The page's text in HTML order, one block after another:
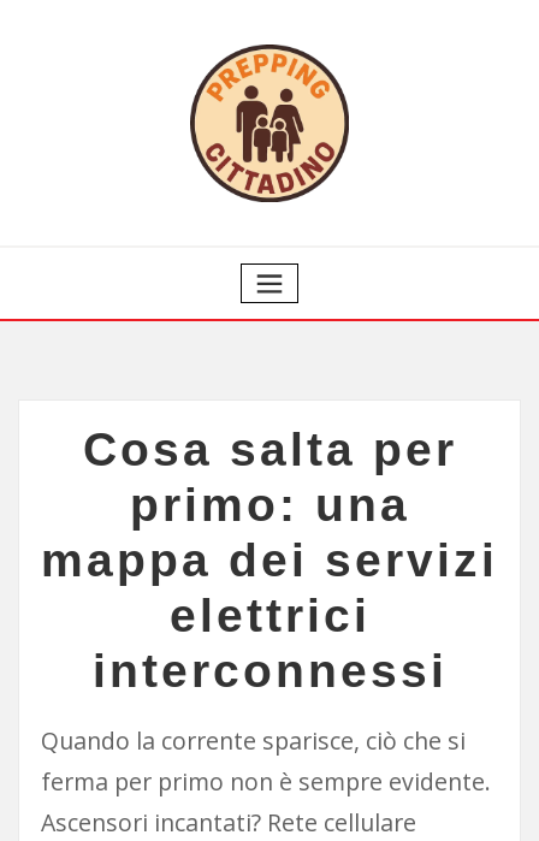
Cosa salta per
primo: una
mappa dei servizi
elettrici
interconnessi
Quando la corrente sparisce, ciò che si
ferma per primo non è sempre evidente.
Ascensori incantati? Rete cellulare